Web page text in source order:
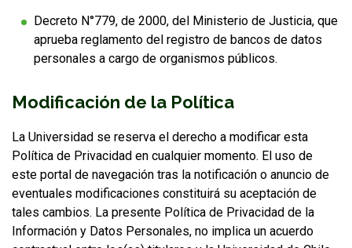
Decreto N°779, de 2000, del Ministerio de Justicia, que
aprueba reglamento del registro de bancos de datos
personales a cargo de organismos públicos.
Modificación de la Política
La Universidad se reserva el derecho a modificar esta
Política de Privacidad en cualquier momento. El uso de
este portal de navegación tras la notificación o anuncio de
eventuales modificaciones constituirá su aceptación de
tales cambios. La presente Política de Privacidad de la
Información y Datos Personales, no implica un acuerdo